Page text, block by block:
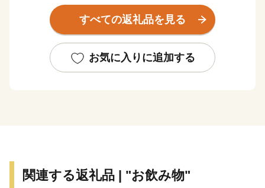
また、上村愛子さんや渡部暁斗選手など、これまでの多
くのオリンピック選手を輩出しています。
近年は、国内最大級のスキー場とパウダースノーを目的
に海外からの観光客が増加しており、国内外からの移住
す。
すべての返礼品を見る
お気に入りに追加する
関連する返礼品 | "お飲み物"